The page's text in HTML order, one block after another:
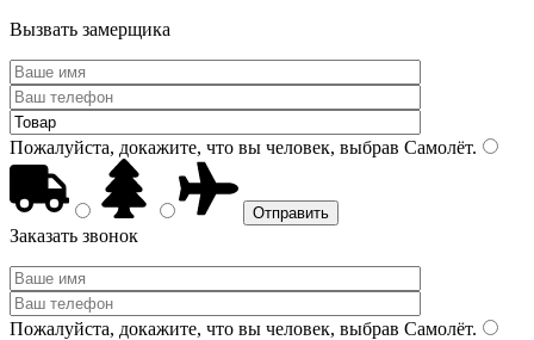
Вызвать замерщика
Пожалуйста, докажите, что вы человек, выбрав Самолёт.
Заказать звонок
Пожалуйста, докажите, что вы человек, выбрав Самолёт.